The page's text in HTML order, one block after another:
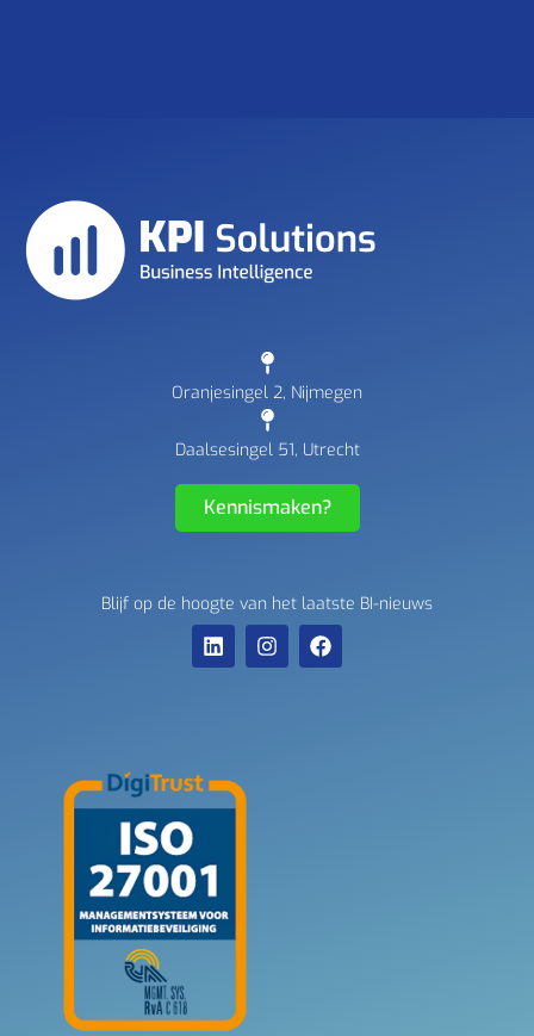
Oranjesingel 2, Nijmegen
Daalsesingel 51, Utrecht
Kennismaken?
Blijf op de hoogte van het laatste BI-nieuws